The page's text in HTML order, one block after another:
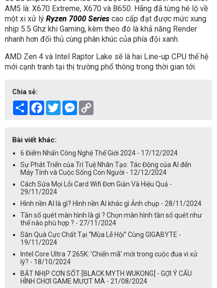
AM5 là: X670 Extreme, X670 và B650. Hãng đã từng hé lộ về
một xi xử lý Ryzen 7000 Series cao cấp đạt được mức xung
nhịp 5.5 Ghz khi Gaming, kèm theo đó là khả năng Render
nhanh hơn đối thủ cùng phân khúc của phía đội xanh.
AMD Zen 4 và Intel Raptor Lake sẽ là hai Line-up CPU thế hệ
mới cạnh tranh tại thị trường phổ thông trong thời gian tới.
Chia sẻ:
Share Facebook
TwitterMessenger
Bài viết khác:
6 Điểm Nhấn Công Nghệ Thế Giới 2024 - 17/12/2024
Sự Phát Triển của Trí Tuệ Nhân Tạo: Tác Động của AI đến
Máy Tính và Cuộc Sống Con Người - 12/12/2024
Cách Sửa Mọi Lỗi Card Wifi Đơn Giản Và Hiệu Quả -
29/11/2024
Hình nền AI là gì? Hình nền AI khác gì Ảnh chụp - 28/11/2024
Tần số quét màn hình là gì ? Chọn màn hình tần số quét như
thế nào phù hợp ? - 27/11/2024
Săn Quà Cực Chất Tại “Mùa Lễ Hội” Cùng GIGABYTE -
19/11/2024
Intel Core Ultra 7 265K: 'Chiến mã' mới trong cuộc đua vi xử
lý? - 18/10/2024
BẮT NHỊP CƠN SỐT [BLACK MYTH WUKONG] - GỢI Ý CẤU
HÌNH CHƠI GAME MƯỢT MÀ - 21/08/2024